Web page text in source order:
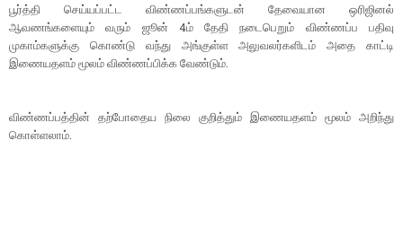
பூர்த்தி செய்யப்பட்ட விண்ணப்பங்களுடன் தேவையான ஒரிஜினல்
ஆவணங்களையும் வரும் ஜூன் 4ம் தேதி நடைபெறும் விண்ணப்ப பதிவு
முகாம்களுக்கு கொண்டு வந்து அங்குள்ள அலுவலர்களிடம் அதை காட்டி
இணையதளம் மூலம் விண்ணப்பிக்க வேண்டும்.
விண்ணப்பத்தின் தற்போதைய நிலை குறித்தும் இணையதளம் மூலம் அறிந்து
கொள்ளலாம்.